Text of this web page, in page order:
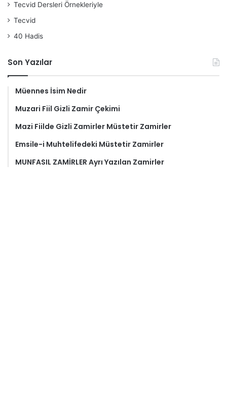
Tecvid Dersleri Örnekleriyle
Tecvid
40 Hadis
Son Yazılar
Müennes İsim Nedir
Muzari Fiil Gizli Zamir Çekimi
Mazi Fiilde Gizli Zamirler Müstetir Zamirler
Emsile-i Muhtelifedeki Müstetir Zamirler
MUNFASIL ZAMİRLER Ayrı Yazılan Zamirler